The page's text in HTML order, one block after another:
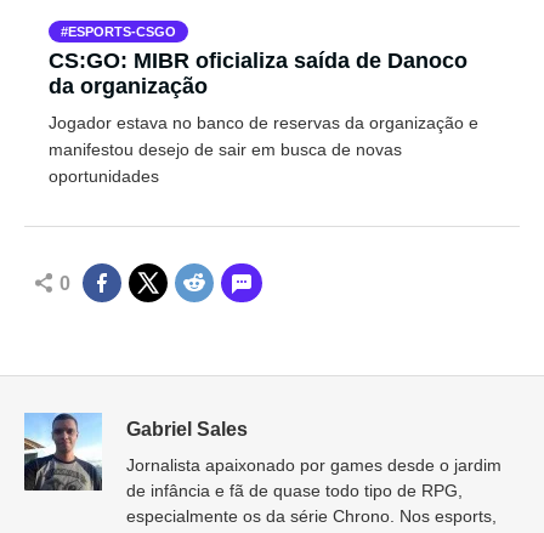
ESPORTS-CSGO
CS:GO: MIBR oficializa saída de Danoco
da organização
Jogador estava no banco de reservas da organização e
manifestou desejo de sair em busca de novas
oportunidades
0
Gabriel Sales
Jornalista apaixonado por games desde o jardim
de infância e fã de quase todo tipo de RPG,
especialmente os da série Chrono. Nos esports,